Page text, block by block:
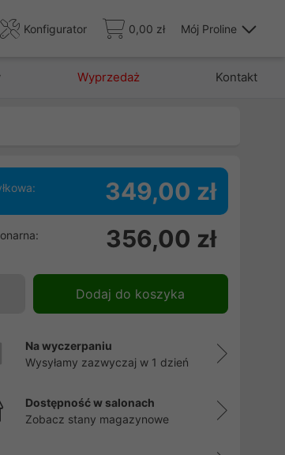
Konfigurator 0,00 zł Mój Proline
Wyprzedaż Kontakt
349,00 zł
356,00 zł
Dodaj do koszyka
Na wyczerpaniu
Wysyłamy zazwyczaj w 1 dzień
Dostępność w salonach
Zobacz stany magazynowe